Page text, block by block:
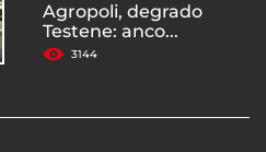
Agropoli, degrado
Testene: anco...
3144